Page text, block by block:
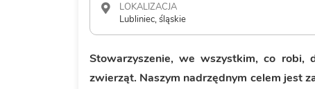
LOKALIZACJA
Lubliniec, śląskie
Stowarzyszenie, we wszystkim, co robi,
zwierząt. Naszym nadrzędnym celem jest